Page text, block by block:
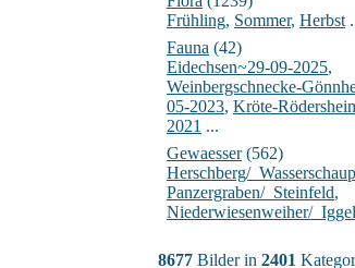
Frühling, Sommer, Herbst
Fauna (42)
Eidechsen~29-09-2025,
Weinbergschnecke-
05-2023, Kröte-
2021 ...
Gewaesser(562)
Herschberg/
Panzergraben/_Steinfeld,
Niederwiesenweiher/
8677 Bilder in 2401